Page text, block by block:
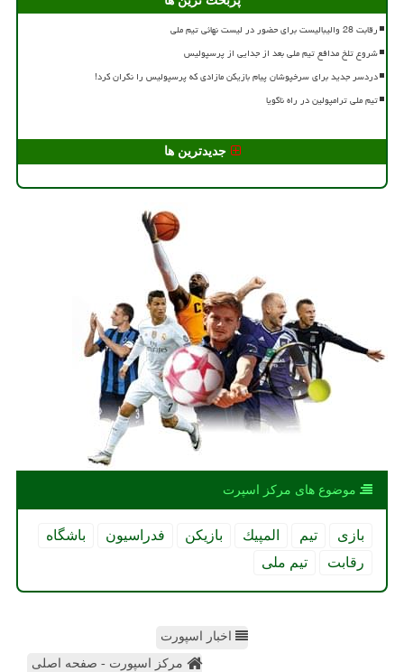
رقابت 28 والیبالیست برای حضور در لیست نهائی تیم ملی
شروع تلخ مدافع تیم ملی بعد از جدایی از پرسپولیس
دردسر جدید برای سرخپوشان پیام بازیکن مازادی که پرسپولیس را نگران کرد!
تیم ملی ترامپولین در راه ناگویا
جدیدترین ها
موضوع های مركز اسپرت
بازی تیم المپیك بازیكن فدراسیون
باشگاه
رقابت
تیم ملی
اخبار اسپورت
مرکز اسپورت - صفحه اصلی